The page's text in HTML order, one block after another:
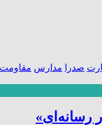
صدرا مدارس مقاومت
رسانه‌ای»